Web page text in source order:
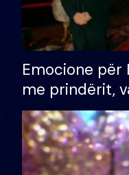
Emocione për
me prindërit,
divorci apo jo?